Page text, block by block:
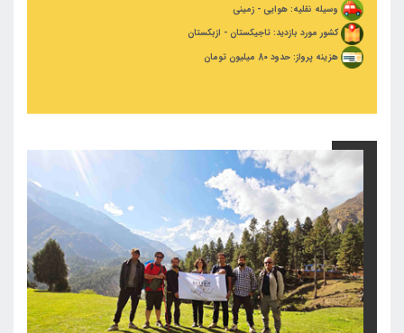
وسیله نقلیه: هوایی - زمینی
کشور مورد بازدید: تاجیکستان - ازبکستان
هزینه پرواز: حدود 80 میلیون تومان